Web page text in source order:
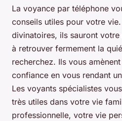
La voyance par téléphone
conseils utiles pour votre
divinatoires, ils sauront
à retrouver fermement la
recherchez. Ils vous
confiance en vous rendant
Les voyants spécialistes
très utiles dans votre vie
professionnelle, votre vie